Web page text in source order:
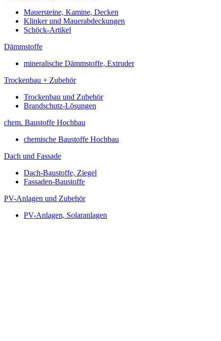
Mauersteine, Kamine, Decken
Klinker und Mauerabdeckungen
Schöck-Artikel
Dämmstoffe
mineralische Dämmstoffe, Extruder
Trockenbau + Zubehör
Trockenbau und Zubehör
Brandschutz-Lösungen
chem. Baustoffe Hochbau
chemische Baustoffe Hochbau
Dach und Fassade
Dach-Baustoffe, Ziegel
Fassaden-Baustoffe
PV-Anlagen und Zubehör
PV-Anlagen, Solaranlagen